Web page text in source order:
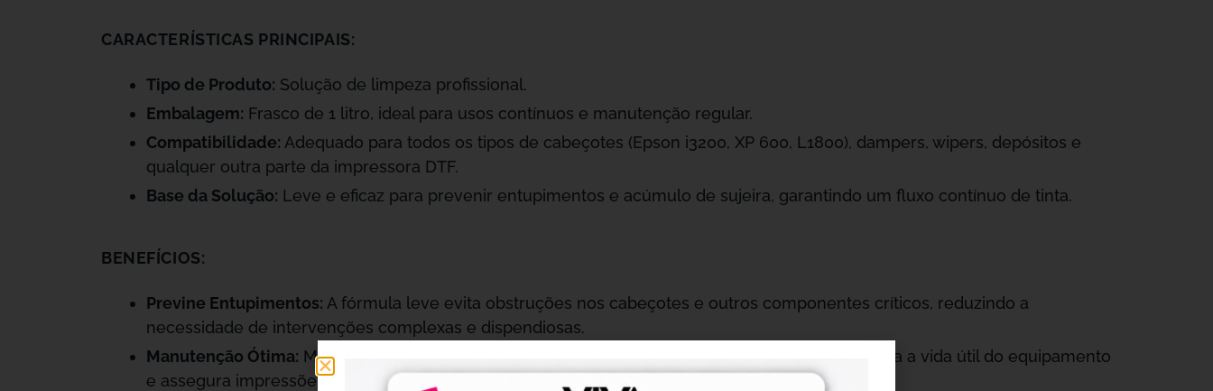
CARACTERÍSTICAS PRINCIPAIS:
Tipo de Produto: Solução de limpeza profissional.
Embalagem: Frasco de 1 litro, ideal para usos contínuos e manutenção regular.
Compatibilidade: Adequado para todos os tipos de cabeçotes (Epson i3200, XP 600, L1800), dampers, wipers, depósitos e
qualquer outra parte da impressora DTF.
Base da Solução: Leve e eficaz para prevenir entupimentos e acúmulo de sujeira, garantindo um fluxo contínuo de tinta.
BENEFÍCIOS:
Previne Entupimentos: A fórmula leve evita obstruções nos cabeçotes e outros componentes críticos, reduzindo a
necessidade de intervenções complexas e dispendiosas.
Manutenção Ótima: Mantém todas as partes da impressora limpas e operacionais, o que prolonga a vida útil do equipamento
e assegura impressões de alta qualidade a cada uso.